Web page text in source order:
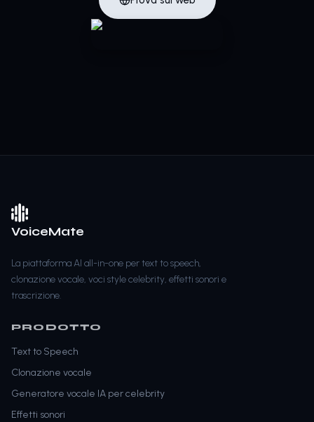
VoiceMate
La piattaforma AI all-in-one per text to speech,
clonazione vocale, voci style celebrity, effetti sonori e
trascrizione.
PRODOTTO
Text to Speech
Clonazione vocale
Generatore vocale IA per celebrity
Effetti sonori